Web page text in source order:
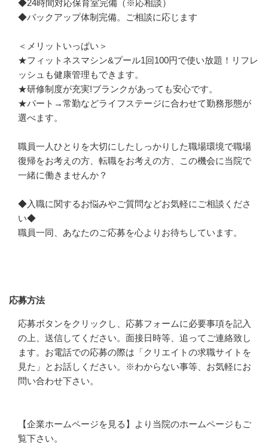
◆24時間対応保育室完備（※応相談）
◆バックアップ体制完備。ご相談に応じます
＜メリットいっぱい＞
★フィットネスマシン&プール1回100円で使い放題！リフレ
ッシュも健康管理もできます。
★研修制度が充実!ブランクがあっても安心です。
★パート→常勤などライフステージに合わせて勤務形態が
選べます。
職員一人ひとりを大切にしたしっかりした職場環境で職場
復帰をお考えの方、転職をお考えの方、この機会に当院で
一緒に働きませんか？
◆入職に関するお悩みやご質問などお気軽にご相談くださ
い◆
職員一同、あなたのご応募を心よりお待ちしています。
応募方法
応募ボタンをクリックし、応募フォームに必要事項を記入
の上、送信してください。面接日時等、追ってご連絡致し
ます。お電話での応募の際は「クリエイトの求職サイトを
見た」とお話しください。※わからない事等、お気軽にお
問い合わせ下さい。
【企業ホームページを見る】より当院のホームページもご
覧下さい。